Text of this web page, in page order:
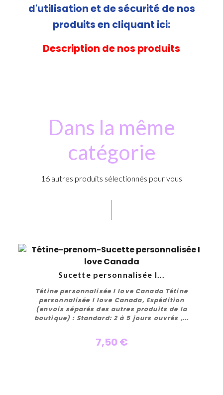
d'utilisation et de sécurité de nos
produits en cliquant ici:
Description de nos produits
Dans la même
catégorie
16 autres produits sélectionnés pour vous
Personnaliser
Sucette personnalisée I...
Tétine personnalisée I love Canada Tétine
personnalisée I love Canada, Expédition
(envois séparés des autres produits de la
boutique) : Standard: 2 à 5 jours ouvrés ,...
7,50 €